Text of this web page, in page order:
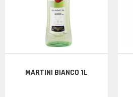
MARTINI BIANCO 1L